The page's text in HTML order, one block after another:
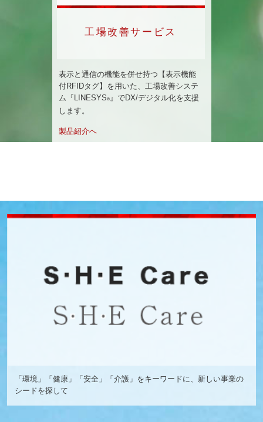
工場改善サービス
表示と通信の機能を併せ持つ【表示機能
付RFIDタグ】を用いた、工場改善システ
ム『LINESYS® 』でDX/デジタル化を支援
します。
製品紹介へ
「環境」「健康」「安全」「介護」をキーワードに、新しい事業の
シードを探して